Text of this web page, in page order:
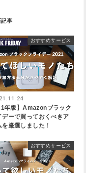
おすすめサービス
年版】Amazonブラック
デーで買っておくべきア
を厳選しました！
おすすめサービス